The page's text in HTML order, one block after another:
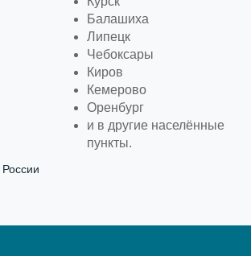
Балашиха
Липецк
Чебоксары
Киров
Кемерово
Оренбург
и в другие населённые
пункты.